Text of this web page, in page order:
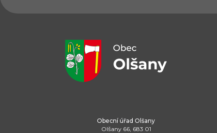
Obecní úřad Olšany
Olšany 66, 683 01